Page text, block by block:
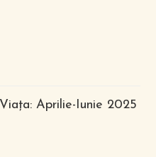
Aprilie-Iunie 2025